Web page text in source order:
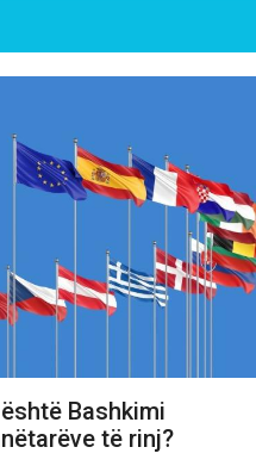
Bashkimi
të rinj?